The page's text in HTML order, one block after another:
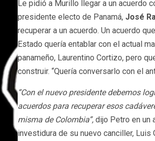
Le pidió a Murillo llegar a un acuerdo
presidente electo de Panamá, José
recuperar a un acuerdo. Un acuerdo
Estado quería entablar con el actual
panameño, Laurentino Cortizo, pero
construir. “Quería conversarlo con el
“Con el nuevo presidente debemos
acuerdos para recuperar esos
misma de Colombia”, dijo Petro en un
investidura de su nuevo canciller, Luis